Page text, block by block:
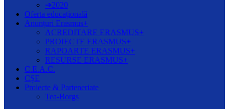
➔2020
Oferta educațională
Anunțuri Erasmus+
ACREDITARE ERASMUS+
PROIECTE ERASMUS+
RAPOARTE ERASMUS+
RESURSE ERASMUS+
C.E.A.C.
CȘE
Proiecte & Parteneriate
Tea-Borgs